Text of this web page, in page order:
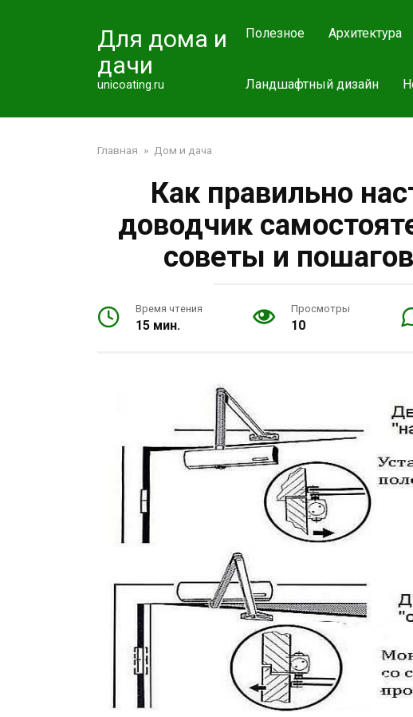
Для дома и
дачи
unicoating.ru
Полезное Архитектура
Ландшафтный дизайн
Главная » Дом и дача
Как правильно
доводчик
советы и
Время чтения
15 мин.
Просмотры
10